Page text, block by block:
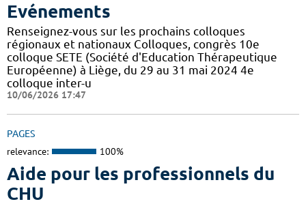
Evénements
Renseignez-vous sur les prochains colloques
régionaux et nationaux Colloques, congrès 10e
colloque SETE (Société d'Education Thérapeutique
Européenne) à Liège, du 29 au 31 mai 2024 4e
colloque inter-u
10/06/2026 17:47
PAGES
relevance: 100%
Aide pour les professionnels du
CHU